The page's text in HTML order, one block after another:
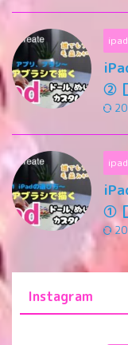
ipad
②
ipad
①
Instagram